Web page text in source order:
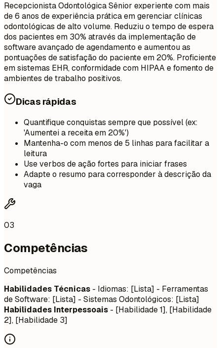
Recepcionista Odontológica Sênior experiente com mais
de 6 anos de experiência prática em gerenciar clínicas
odontológicas de alto volume. Reduziu o tempo de espera
dos pacientes em 30% através da implementação de
software avançado de agendamento e aumentou as
pontuações de satisfação do paciente em 20%. Proficiente
em sistemas EHR, conformidade com HIPAA e fomento de
ambientes de trabalho positivos.
Dicas rápidas
Quantifique conquistas sempre que possível (ex:
'Aumentei a receita em 20%')
Mantenha-o com menos de 5 linhas para facilitar a
leitura
Use verbos de ação fortes para iniciar frases
Adapte o resumo para corresponder à descrição da
vaga
03
Competências
Competências
Habilidades Técnicas - Idiomas: [Lista] - Ferramentas
de Software: [Lista] - Sistemas Odontológicos: [Lista]
Habilidades Interpessoais - [Habilidade 1], [Habilidade
2], [Habilidade 3]